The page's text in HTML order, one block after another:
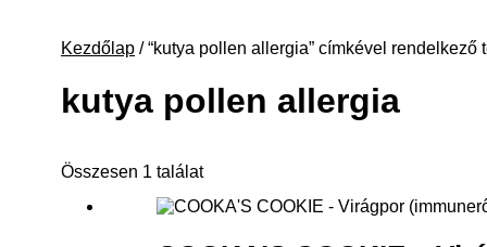
Kezdőlap / “kutya pollen allergia” címkével rendelkező
kutya pollen allergia
Összesen 1 találat